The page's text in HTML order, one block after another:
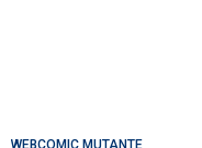
WEBCOMIC MUTANTE